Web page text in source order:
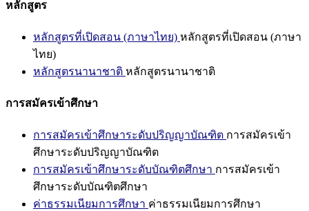
หลักสูตร
หลักสูตรที่เปิดสอน (ภาษาไทย) หลักสูตรที่เปิดสอน (ภาษา
ไทย)
หลักสูตรนานาชาติ หลักสูตรนานาชาติ
การสมัครเข้าศึกษา
การสมัครเข้าศึกษาระดับปริญญาบัณฑิต การสมัครเข้า
ศึกษาระดับปริญญาบัณฑิต
การสมัครเข้าศึกษาระดับบัณฑิตศึกษา การสมัครเข้า
ศึกษาระดับบัณฑิตศึกษา
ค่าธรรมเนียมการศึกษา ค่าธรรมเนียมการศึกษา